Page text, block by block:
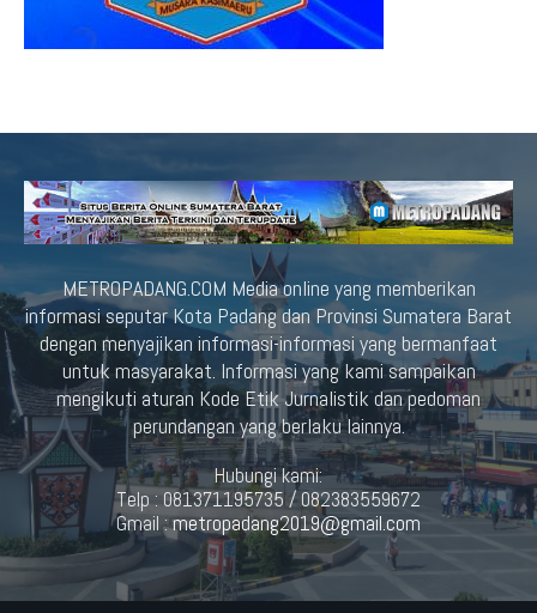
METROPADANG.COM Media online yang memberikan
informasi seputar Kota Padang dan Provinsi Sumatera Barat
dengan menyajikan informasi-informasi yang bermanfaat
untuk masyarakat. Informasi yang kami sampaikan
mengikuti aturan Kode Etik Jurnalistik dan pedoman
perundangan yang berlaku lainnya.
Hubungi kami:
Telp : 081371195735 / 082383559672
Gmail :metropadang2019@gmail.com